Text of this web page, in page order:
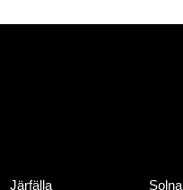
Järfälla Solna